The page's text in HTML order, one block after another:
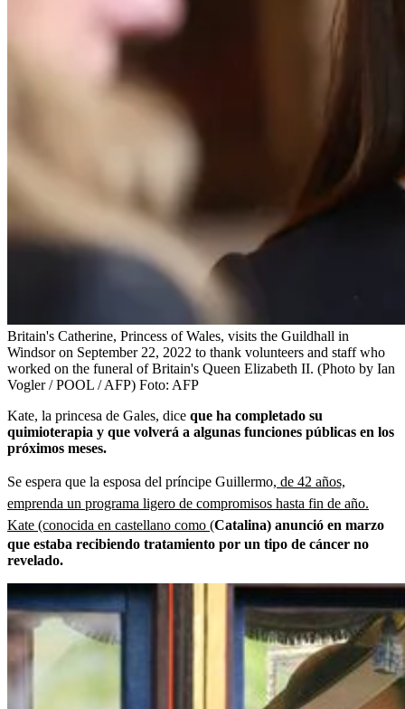
Britain's Catherine, Princess of Wales, visits the Guildhall in
Windsor on September 22, 2022 to thank volunteers and staff who
worked on the funeral of Britain's Queen Elizabeth II. (Photo by Ian
Vogler / POOL / AFP) Foto: AFP
Kate, la princesa de Gales, dice que ha completado su
quimioterapia y que volverá a algunas funciones públicas en los
próximos meses.
Se espera que la esposa del príncipe Guillermo, de 42 años,
emprenda un programa ligero de compromisos hasta fin de año.
Kate (conocida en castellano como (Catalina) anunció en marzo
que estaba recibiendo tratamiento por un tipo de cáncer no
revelado.